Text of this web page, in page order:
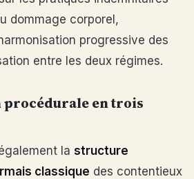
dommage corporel,
progressive des
entre les deux régimes.
en trois
la structure
classique des contentieux